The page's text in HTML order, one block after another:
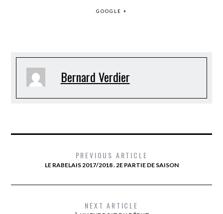
GOOGLE +
Bernard Verdier
PREVIOUS ARTICLE
LE RABELAIS 2017/2018 . 2E PARTIE DE SAISON
NEXT ARTICLE